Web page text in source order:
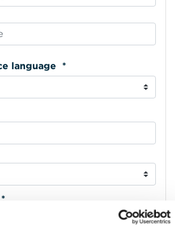
Correspondence language *
Repeat E-Mail *